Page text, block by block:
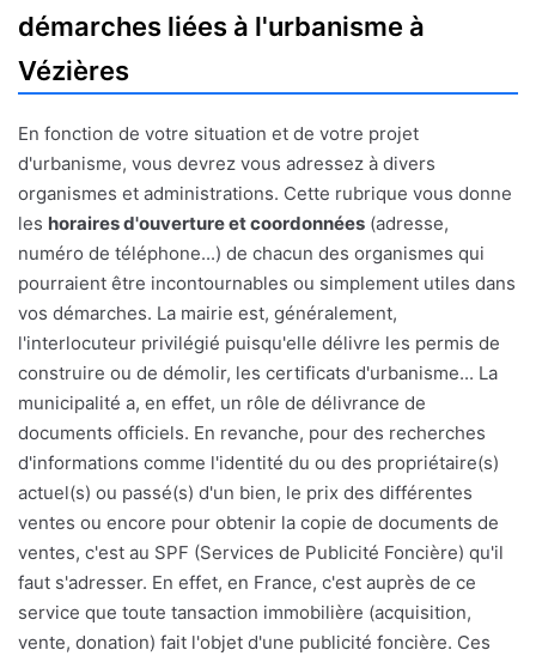
démarches liées à l'urbanisme à
Vézières
En fonction de votre situation et de votre projet
d'urbanisme, vous devrez vous adressez à divers
organismes et administrations. Cette rubrique vous donne
les horaires d'ouverture et coordonnées (adresse,
numéro de téléphone...) de chacun des organismes qui
pourraient être incontournables ou simplement utiles dans
vos démarches. La mairie est, généralement,
l'interlocuteur privilégié puisqu'elle délivre les permis de
construire ou de démolir, les certificats d'urbanisme... La
municipalité a, en effet, un rôle de délivrance de
documents officiels. En revanche, pour des recherches
d'informations comme l'identité du ou des propriétaire(s)
actuel(s) ou passé(s) d'un bien, le prix des différentes
ventes ou encore pour obtenir la copie de documents de
ventes, c'est au SPF (Services de Publicité Foncière) qu'il
faut s'adresser. En effet, en France, c'est auprès de ce
service que toute tansaction immobilière (acquisition,
vente, donation) fait l'objet d'une publicité foncière. Ces